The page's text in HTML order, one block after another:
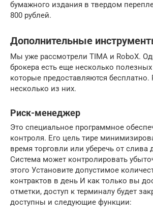
бумажного издания в твердом
800 рублей.
Дополнительные
Мы уже рассмотрели TIMA и RoboX.
брокера есть еще несколько
которые предоставляются бесплатно.
несколько из них.
Риск-менеджер
Это специальное программное
контроля. Его цель тире
время торговли или уберечь от слива
Система может контролировать
этого Установите допустимое
контрактов в день И как только вы
отметки, доступ к терминалу будет
доступны и следующие функции: